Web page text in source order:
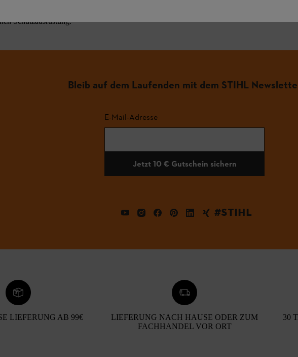
Schutzausrüstung.
Bleib auf dem Laufenden mit dem STIHL
E-Mail-Adresse
Jetzt 10 € Gutschein sichern
#STIHL
LIEFERUNG AB 99€
LIEFERUNG NACH HAUSE ODER ZUM
FACHHANDEL VOR ORT
30